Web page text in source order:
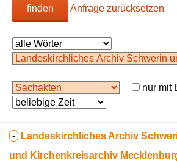
finden Anfrage zurücksetzen
nur
- Landeskirchliches Archiv
und Kirchenkreisarchiv